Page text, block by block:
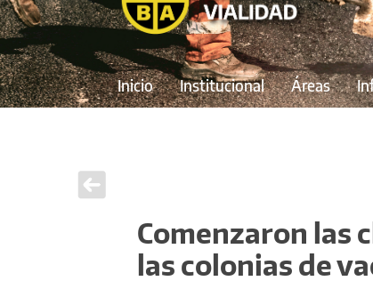
Inicio Institucional Áreas
Comenzaron las
las colonias de